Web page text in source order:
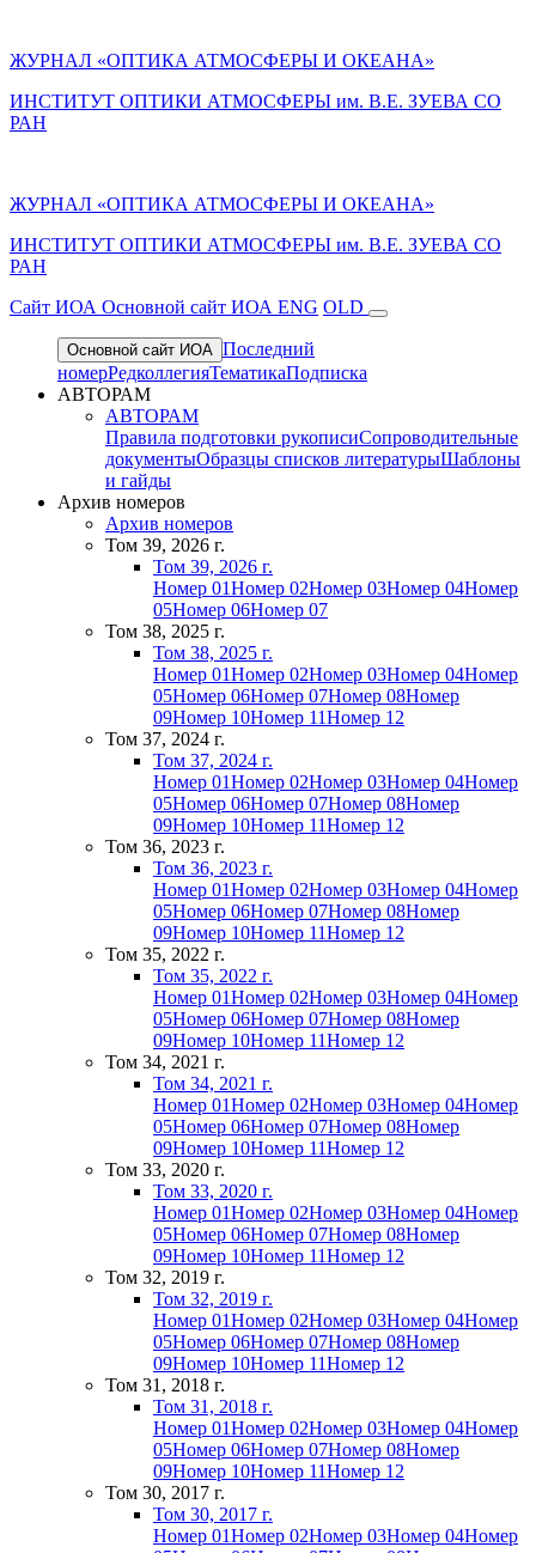
ЖУРНАЛ «ОПТИКА АТМОСФЕРЫ И ОКЕАНА»
ИНСТИТУТ ОПТИКИ АТМОСФЕРЫ им. В.Е. ЗУЕВА СО
РАН
ЖУРНАЛ «ОПТИКА АТМОСФЕРЫ И ОКЕАНА»
ИНСТИТУТ ОПТИКИ АТМОСФЕРЫ им. В.Е. ЗУЕВА СО
РАН
Cайт ИОА Основной сайт ИОА ENG OLD
Основной сайт ИОА Последний
номерРедколлегияТематикаПодписка
АВТОРАМ
АВТОРАМ
Правила подготовки рукописиСопроводительные
документыОбразцы списков литературыШаблоны
и гайды
Архив номеров
Архив номеров
Том 39, 2026 г.
Том 39, 2026 г.
Номер 01Номер 02Номер 03Номер 04Номер
05Номер 06Номер 07
Том 38, 2025 г.
Том 38, 2025 г.
Номер 01Номер 02Номер 03Номер 04Номер
05Номер 06Номер 07Номер 08Номер
09Номер 10Номер 11Номер 12
Том 37, 2024 г.
Том 37, 2024 г.
Номер 01Номер 02Номер 03Номер 04Номер
05Номер 06Номер 07Номер 08Номер
09Номер 10Номер 11Номер 12
Том 36, 2023 г.
Том 36, 2023 г.
Номер 01Номер 02Номер 03Номер 04Номер
05Номер 06Номер 07Номер 08Номер
09Номер 10Номер 11Номер 12
Том 35, 2022 г.
Том 35, 2022 г.
Номер 01Номер 02Номер 03Номер 04Номер
05Номер 06Номер 07Номер 08Номер
09Номер 10Номер 11Номер 12
Том 34, 2021 г.
Том 34, 2021 г.
Номер 01Номер 02Номер 03Номер 04Номер
05Номер 06Номер 07Номер 08Номер
09Номер 10Номер 11Номер 12
Том 33, 2020 г.
Том 33, 2020 г.
Номер 01Номер 02Номер 03Номер 04Номер
05Номер 06Номер 07Номер 08Номер
09Номер 10Номер 11Номер 12
Том 32, 2019 г.
Том 32, 2019 г.
Номер 01Номер 02Номер 03Номер 04Номер
05Номер 06Номер 07Номер 08Номер
09Номер 10Номер 11Номер 12
Том 31, 2018 г.
Том 31, 2018 г.
Номер 01Номер 02Номер 03Номер 04Номер
05Номер 06Номер 07Номер 08Номер
09Номер 10Номер 11Номер 12
Том 30, 2017 г.
Том 30, 2017 г.
Номер 01Номер 02Номер 03Номер 04Номер